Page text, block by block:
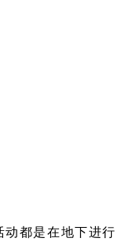
都是在地下进行